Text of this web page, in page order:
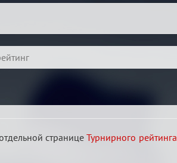
страницеТурнирного рейтинга